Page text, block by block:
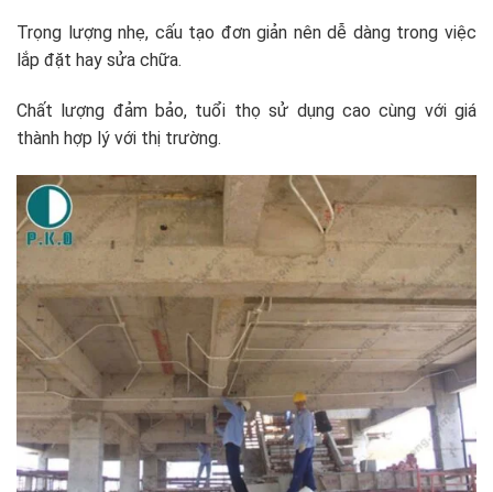
Trọng lượng nhẹ, cấu tạo đơn giản nên dễ dàng trong việc
lắp đặt hay sửa chữa.
Chất lượng đảm bảo, tuổi thọ sử dụng cao cùng với giá
thành hợp lý với thị trường.